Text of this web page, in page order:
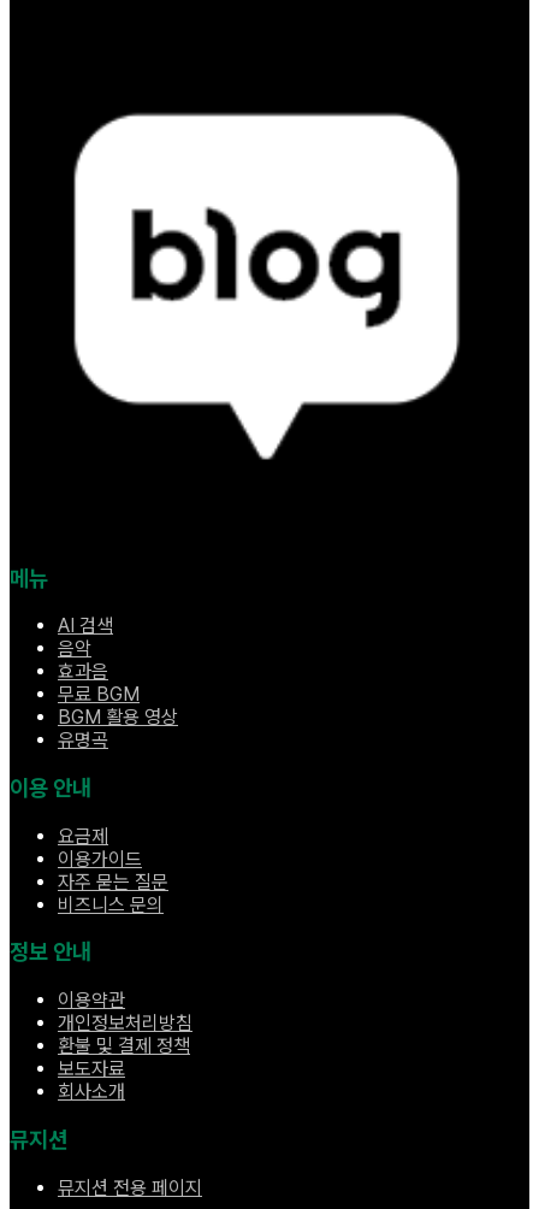
메뉴
AI 검색
음악
효과음
무료 BGM
BGM 활용 영상
유명곡
이용 안내
요금제
이용가이드
자주 묻는 질문
비즈니스 문의
정보 안내
이용약관
개인정보처리방침
환불 및 결제 정책
보도자료
회사소개
뮤지션
뮤지션 전용 페이지